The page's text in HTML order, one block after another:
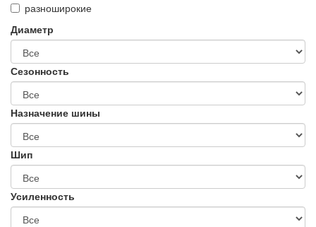
разноширокие
Диаметр
Сезонность
Назначение шины
Шип
Усиленность